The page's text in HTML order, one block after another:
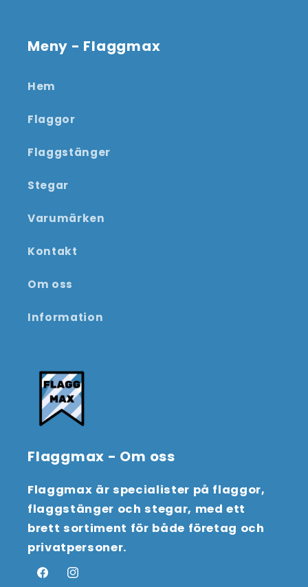
Meny - Flaggmax
Hem
Flaggor
Flaggstänger
Stegar
Varumärken
Kontakt
Om oss
Information
Flaggmax - Om oss
Flaggmax är specialister på flaggor,
flaggstänger och stegar, med ett
brett sortiment för både företag och
privatpersoner.
FacebookInstagram